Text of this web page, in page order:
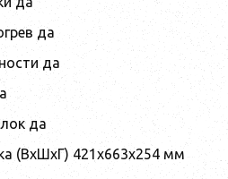
да
да
да
(ВхШхГ) 421x663x254 мм